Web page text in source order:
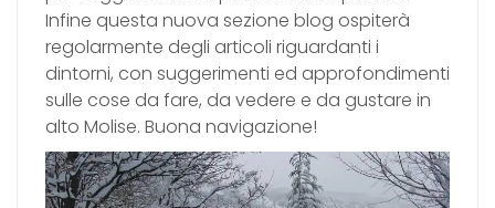
Infine questa nuova sezione blog ospiterà
regolarmente degli articoli riguardanti i
dintorni, con suggerimenti ed approfondimenti
sulle cose da fare, da vedere e da gustare in
alto Molise. Buona navigazione!